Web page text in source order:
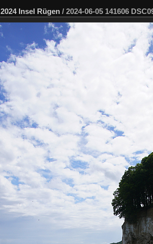
2024 Insel Rügen / 2024-06-05 141606